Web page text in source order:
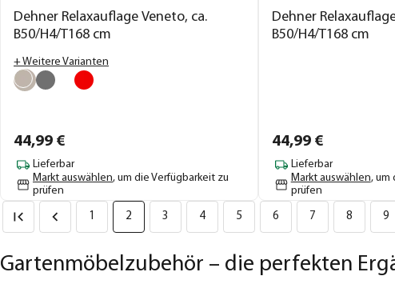
Dehner Relaxauflage Veneto, ca.
B50/H4/T168 cm
+ Weitere Varianten
44,99 €
Lieferbar
Markt auswählen, um die Verfügbarkeit zu
prüfen
Dehner
B50/H4/T168 cm
44,99€
Lieferbar
Markt auswählen, um
prüfen
1 2 3 4 5 6 7 8 9
Gartenmöbelzubehör – die perfekten